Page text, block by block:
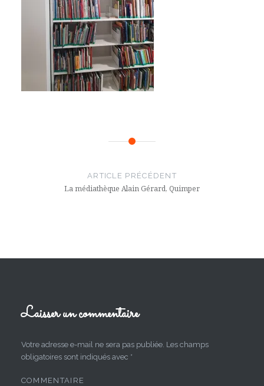
ARTICLE PRÉCÉDENT
La médiathèque Alain Gérard, Quimper
Laisser un commentaire
Votre adresse e-mail ne sera pas publiée. Les champs
obligatoires sont indiqués avec *
COMMENTAIRE